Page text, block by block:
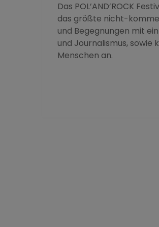
Das POL’AND’ROCK
das größte nicht-
und Begegnungen mit
und Journalismus,
Menschen an.